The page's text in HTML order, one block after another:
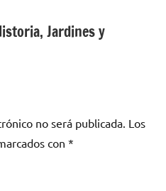
Jardines y
no será publicada. Los
con *